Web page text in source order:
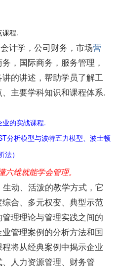
课程.
计学，公司财务，市场营
，国际商务，服务管理，
的讲述，帮助学员了解工
主要学科知识和课程体系.
的实战课程.
分析模型与波特五力模型 波士顿
法）
维就能学会管理。
动、活泼的教学方式，它
合、多元权变、典型示范
理理论与管理实践之间的
管理案例的分析方法和国
将从经典案例中揭示企业
人力资源管理、财务管